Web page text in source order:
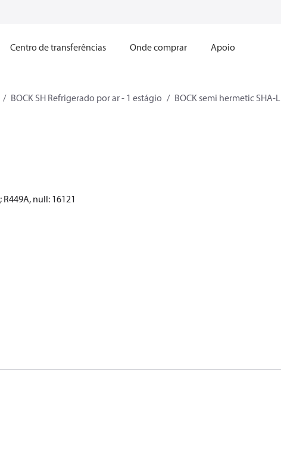
Centro de transferências Onde comprar Apoio
BOCK SH Refrigerado por ar - 1 estágio BOCK semi hermetic SHA-L
R449A, null: 16121